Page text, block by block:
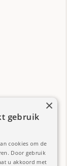
gebruik
cookies om de
Door gebruik
u akkoord met
×